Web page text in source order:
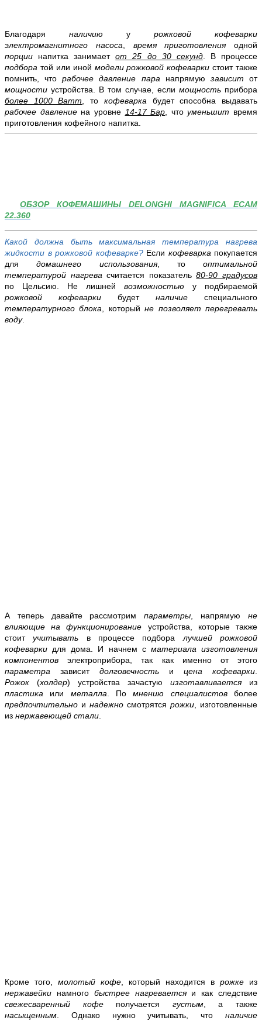
Благодаря наличию у рожковой кофеварки
электромагнитного насоса
время приготовленияодной
порции напитка занимаетот 25 до 30 секунд. В процессе
подбора той или иной модели рожковой кофеварки стоит также
помнить, чторабочее давление пара напрямую зависитот
мощности устройства. В том случае, если мощность прибора
более 1000 Ватт , то кофеварка будет способна выдавать
рабочее давлениена уровне 14-17 Бар , чтоуменьшит время
приготовления кофейного напитка.
ОБЗОР КОФЕМАШИНЫ DELONGHI MAGNIFICA ECAM
22.360
Какой должна быть максимальная температура нагрева
жидкости в рожковой кофеварке?Если кофеварка покупается
длядомашнего использования, то оптимальной
температурой нагревасчитается показатель80-90 градусов
по Цельсию. Не лишней возможностью у подбираемой
рожковой кофеварки будет наличие специального
температурного блока, которыйне позволяет перегревать
воду.
А теперь давайте рассмотримпараметры, напрямуюне
влияющие на функционирование устройства, которые также
стоитучитывать в процессе подборалучшейрожковой
кофеварки для дома. И начнем с материала изготовления
компонентов электроприбора, так как именно от этого
параметра зависит долговечность и цена кофеварки.
Рожок (холдер) устройства зачастую изготавливается из
пластика или металла. Помнению специалистовболее
предпочтительно и надежно смотрятся рожки, изготовленные
из нержавеющей стали.
Кроме того, молотый кофе, который находится в рожке из
нержавейки намного быстрее нагреваетсяи как следствие
свежесваренный кофеполучается густым, а также
насыщенным. Однако нужно учитывать, что наличие